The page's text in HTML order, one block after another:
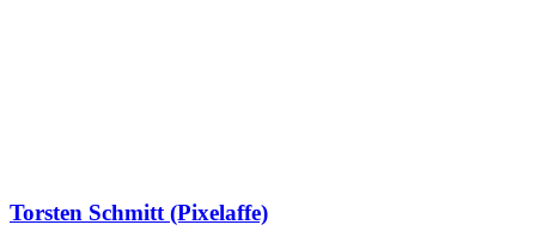
Torsten Schmitt (Pixelaffe)